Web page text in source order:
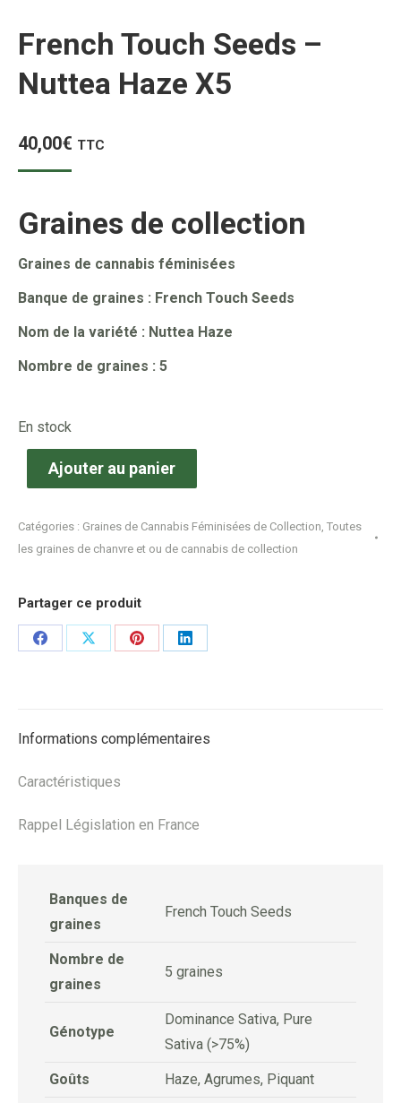
French Touch Seeds –
Nuttea Haze X5
40,00€ TTC
Graines de collection
Graines de cannabis féminisées
Banque de graines : French Touch Seeds
Nom de la variété : Nuttea Haze
Nombre de graines : 5
En stock
Ajouter au panier
Catégories : Graines de Cannabis Féminisées de Collection, Toutes
les graines de chanvre et ou de cannabis de collection
Partager ce produit
Share
Share
Share
Share
Informations complémentaires
Caractéristiques
Rappel Législation en France
Banques de
graines
French Touch Seeds
Nombre de
graines
5 graines
Génotype
Dominance Sativa, Pure
Sativa (>75%)
Goûts Haze, Agrumes, Piquant